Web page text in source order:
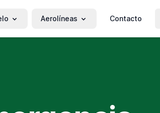
Aerolíneas Contacto